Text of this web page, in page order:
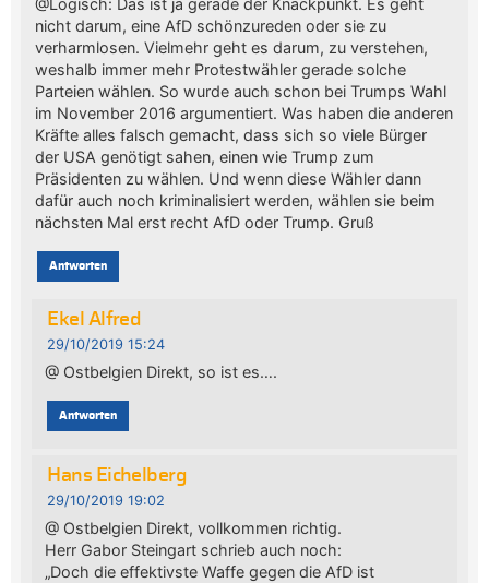
@Logisch: Das ist ja gerade der Knackpunkt. Es geht
nicht darum, eine AfD schönzureden oder sie zu
verharmlosen. Vielmehr geht es darum, zu verstehen,
weshalb immer mehr Protestwähler gerade solche
Parteien wählen. So wurde auch schon bei Trumps Wahl
im November 2016 argumentiert. Was haben die anderen
Kräfte alles falsch gemacht, dass sich so viele Bürger
der USA genötigt sahen, einen wie Trump zum
Präsidenten zu wählen. Und wenn diese Wähler dann
dafür auch noch kriminalisiert werden, wählen sie beim
nächsten Mal erst recht AfD oder Trump. Gruß
Antworten
Ekel Alfred
29/10/2019 15:24
@ Ostbelgien Direkt, so ist es….
Antworten
Hans Eichelberg
29/10/2019 19:02
@ Ostbelgien Direkt, vollkommen richtig.
Herr Gabor Steingart schrieb auch noch:
„Doch die effektivste Waffe gegen die AfD ist